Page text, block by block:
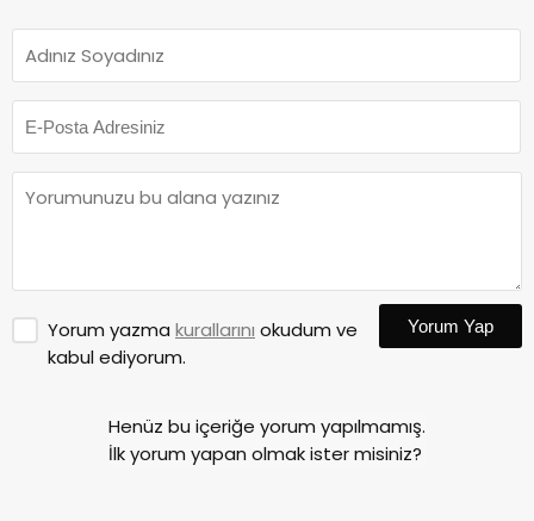
Yorum yazma kurallarını okudum ve
kabul ediyorum.
Yorum Yap
Henüz bu içeriğe yorum yapılmamış.
İlk yorum yapan olmak ister misiniz?